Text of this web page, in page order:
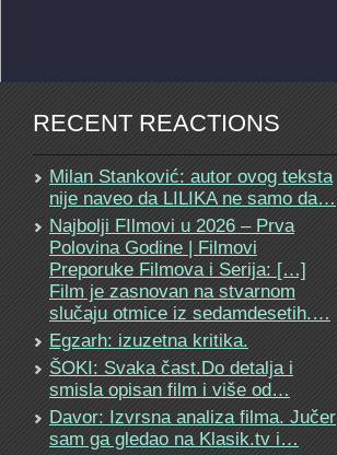
RECENT REACTIONS
Milan Stanković: autor ovog teksta
nije naveo da LILIKA ne samo da…
Najbolji FIlmovi u 2026 – Prva
Polovina Godine | Filmovi
Preporuke Filmova i Serija: […]
Film je zasnovan na stvarnom
slučaju otmice iz sedamdesetih.…
Egzarh: izuzetna kritika.
ŠOKI: Svaka čast.Do detalja i
smisla opisan film i više od…
Davor: Izvrsna analiza filma. Jučer
sam ga gledao na Klasik.tv i…